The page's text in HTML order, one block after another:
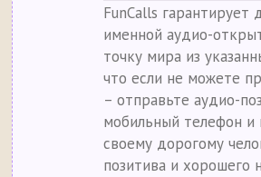
FunCalls гарантирует
именной аудио-
точку мира из
что если не можете
– отправьте аудио-
мобильный телефон и
своему дорогому
позитива и хорошего